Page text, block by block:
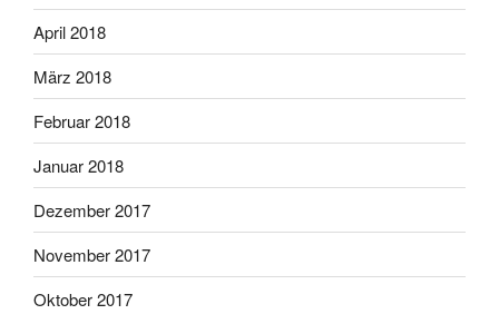
April 2018
März 2018
Februar 2018
Januar 2018
Dezember 2017
November 2017
Oktober 2017